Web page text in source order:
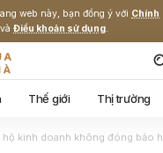
web này, bạn đồng ý với Chính
và Điều khoản sử dụng.
Thế giới Thị trường
kinh doanh không đóng bảo hiểm